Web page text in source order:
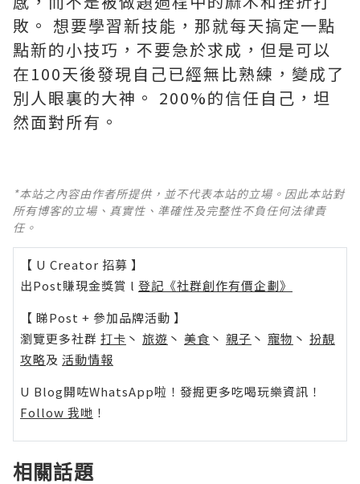
敗。 想要學習新技能，那就每天搞定一點
點新的小技巧，不要急於求成，但是可以
在100天後發現自己已經無比熟練，變成了
別人眼裏的大神。 200%的信任自己，坦
然面對所有。
*本站之內容由作者所提供，並不代表本站的立場。因此本站對
所有博客的立場、真實性、準確性及完整性不負任何法律責
任。
【 U Creator 招募 】
出Post賺現金獎賞 l 登記《社群創作有價企劃》
【 睇Post + 參加品牌活動 】
瀏覽更多社群 打卡 丶 旅遊 丶 美食 丶 親子 丶 寵物 丶 扮靚
攻略及 活動情報
U Blog開咗WhatsApp啦！發掘更多吃喝玩樂資訊！
Follow 我哋 ！
相關話題